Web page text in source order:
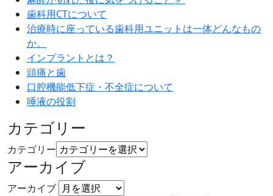
歯科用CTについて
治療時に座っている歯科用ユニットは一体どんなもの
か。
インプラントとは？
頭痛と歯
口腔機能低下症・不全症について
唾液の役割
カテゴリー
カテゴリー
アーカイブ
アーカイブ